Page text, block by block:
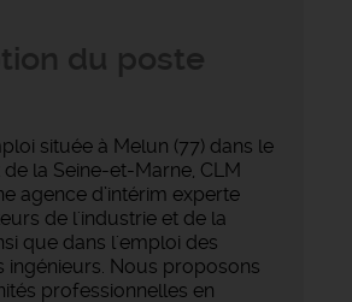
située à Melun (77) dans le
la Seine-et-Marne, CLM
agence d’intérim experte
de l'industrie et de la
que dans l'emploi des
ingénieurs. Nous proposons
professionnelles en